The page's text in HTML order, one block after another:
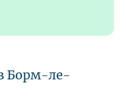
Борм-ле-